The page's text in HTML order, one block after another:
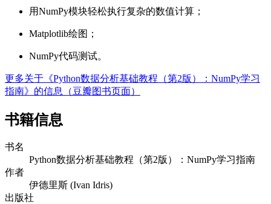
用NumPy模块轻松执行复杂的数值计算；
Matplotlib绘图；
NumPy代码测试。
更多关于《Python数据分析基础教程（第2版）：NumPy学习
指南》的信息（豆瓣图书页面）
书籍信息
书名
Python数据分析基础教程（第2版）：NumPy学习指南
作者
伊德里斯 (Ivan Idris)
出版社